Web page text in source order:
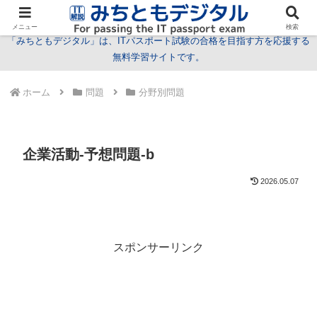
試験情報 学習方法 用語 問題 特集 お問い合わせ
「みちともデジタル」は、ITパスポート試験の合格を目指す方を応援する
無料学習サイトです。
ホーム 問題 分野別問題
企業活動-予想問題-b
2026.05.07
スポンサーリンク
メニュー 検索